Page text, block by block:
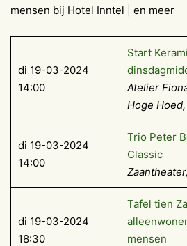
mensen bij Hotel Inntel | en meer
di 19-03-2024
14:00
Start
Atelier
Hoge
di 19-03-2024
14:00
Trio Peter
Classic
di 19-03-2024
18:30
Tafel tien
mensen